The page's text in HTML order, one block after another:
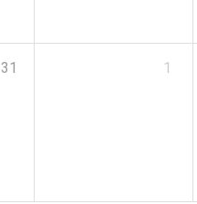
31 1